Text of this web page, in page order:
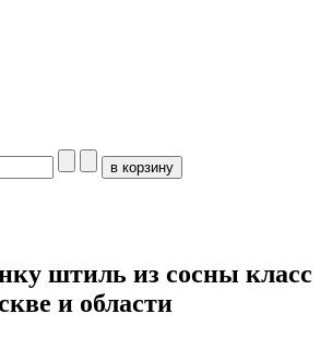
штиль из сосны класс
и области